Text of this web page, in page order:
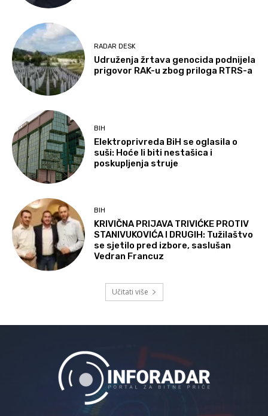
RADAR DESK
Udruženja žrtava genocida podnijela
prigovor RAK-u zbog priloga RTRS-a
BIH
Elektroprivreda BiH se oglasila o
suši: Hoće li biti nestašica i
poskupljenja struje
BIH
KRIVIČNA PRIJAVA TRIVIĆKE PROTIV
STANIVUKOVIĆA I DRUGIH: Tužilaštvo
se sjetilo pred izbore, saslušan
Vedran Francuz
Učitati više